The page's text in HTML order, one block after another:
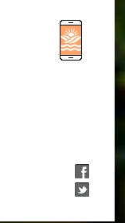
(opens